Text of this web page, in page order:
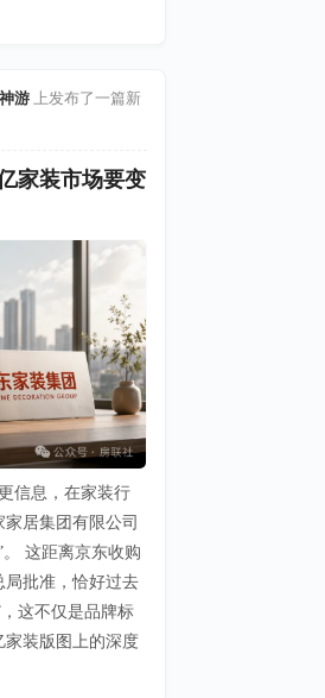
游上发布了一篇新
家装市场要变
信息，在家装行
居集团有限公司
这距离京东收购
批准，恰好过去
这不仅是品牌标
装版图上的深度